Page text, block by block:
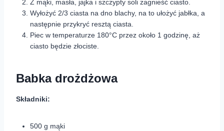
Z mąki, masła, jajka i szczypty soli zagnieść ciasto.
Wyłożyć 2/3 ciasta na dno blachy, na to ułożyć jabłka, a
następnie przykryć resztą ciasta.
Piec w temperaturze 180°C przez około 1 godzinę, aż
ciasto będzie złociste.
Babka drożdżowa
Składniki:
500 g mąki